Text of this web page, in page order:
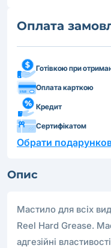
Оплата
Готівкою при
Оплата карткою
Кредит
Сертифікатом
Обрати
Опис
Мастило для всіх
Reel Hard Grease.
адгезійні